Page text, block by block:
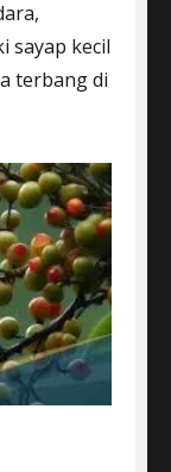
sayap kecil
terbang di